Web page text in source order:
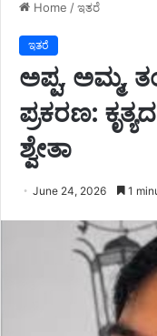
Home /ಇತರೆ
ಇತರೆ
ಅಪ್ಪ, ಅಮ್ಮ,
ಪ್ರಕರಣ:
ಶ್ವೇತಾ
June 24, 2026 1